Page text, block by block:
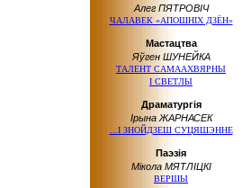
Алег ПЯТРОВІЧ
ЧАЛАВЕК «АПОШНIХ ДЗЁН»
Мастацтва
Яўген ШУНЕЙКА
ТАЛЕНТ САМААХВЯРНЫ
І СВЕТЛЫ
Драматургія
Ірына ЖАРНАСЕК
...І ЗНОЙДЗЕШ СУЦЯШЭННЕ
Паэзія
Мікола МЯТЛІЦКІ
ВЕРШЫ